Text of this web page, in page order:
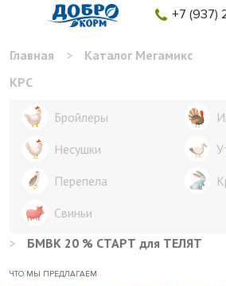
+7 (937)
Главная >
Каталог Мегамикс
КРС
Бройлеры
Несушки
Перепела
Свиньи
>
БМВК 20 % СТАРТ для ТЕЛЯТ
ЧТО МЫ ПРЕДЛАГАЕМ